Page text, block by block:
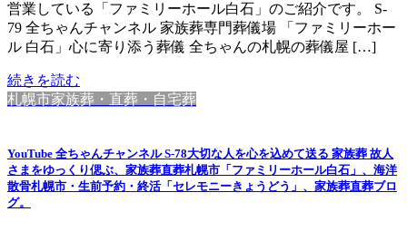
営業している「ファミリーホール白石」のご紹介です。 S-
79 全ちゃんチャンネル 家族葬専門葬儀場 「ファミリーホー
ル 白石」心に寄り添う葬儀 全ちゃんの札幌の葬儀屋 […]
続きを読む
札幌市家族葬・直葬・自宅葬
YouTube 全ちゃんチャンネル S-78大切な人を心を込めて送る 家族葬 故人
さまをゆっくり偲ぶ、家族葬直葬札幌市「ファミリーホール白石」、海洋
散骨札幌市・生前予約・終活「セレモニーきょうどう」、家族葬直葬ブロ
グ。